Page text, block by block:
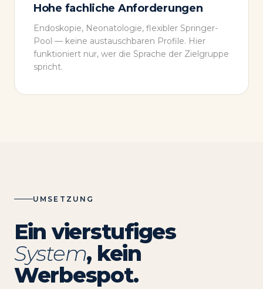
Hohe fachliche Anforderungen
Endoskopie, Neonatologie, flexibler Springer-
Pool — keine austauschbaren Profile. Hier
funktioniert nur, wer die Sprache der Zielgruppe
spricht.
UMSETZUNG
Ein vierstufiges
System, kein
Werbespot.